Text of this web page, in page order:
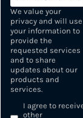
We value your
privacy and will use
your information to
provide the
requested services
and to share
updates about our
products and
services.
I agree to
other